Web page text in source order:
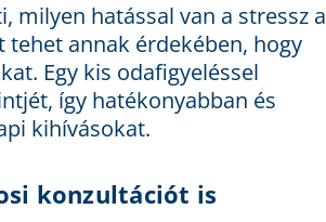
milyen hatással van a stressz a
tehet annak érdekében, hogy
Egy kis odafigyeléssel
így hatékonyabban és
kihívásokat.
konzultációt is